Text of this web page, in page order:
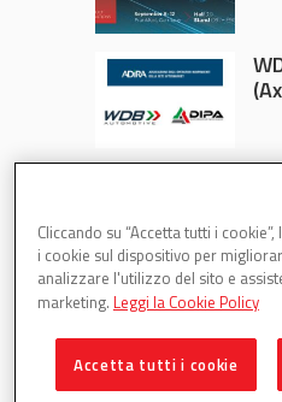
Cliccando su “Accetta tutti i
i cookie sul dispositivo per
analizzare l'utilizzo del sito e
marketing. Leggi la Cookie Policy
Accetta tutti i cookie